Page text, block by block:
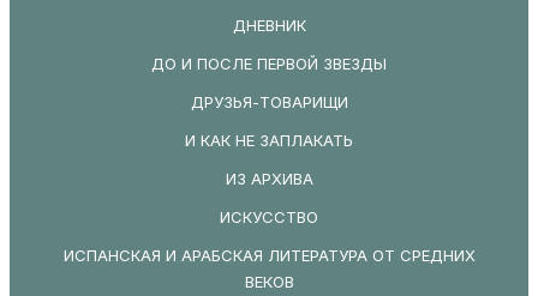
ДНЕВНИК
ДО И ПОСЛЕ ПЕРВОЙ ЗВЕЗДЫ
ДРУЗЬЯ-ТОВАРИЩИ
И КАК НЕ ЗАПЛАКАТЬ
ИЗ АРХИВА
ИСКУССТВО
ИСПАНСКАЯ И АРАБСКАЯ ЛИТЕРАТУРА ОТ СРЕДНИХ
ВЕКОВ